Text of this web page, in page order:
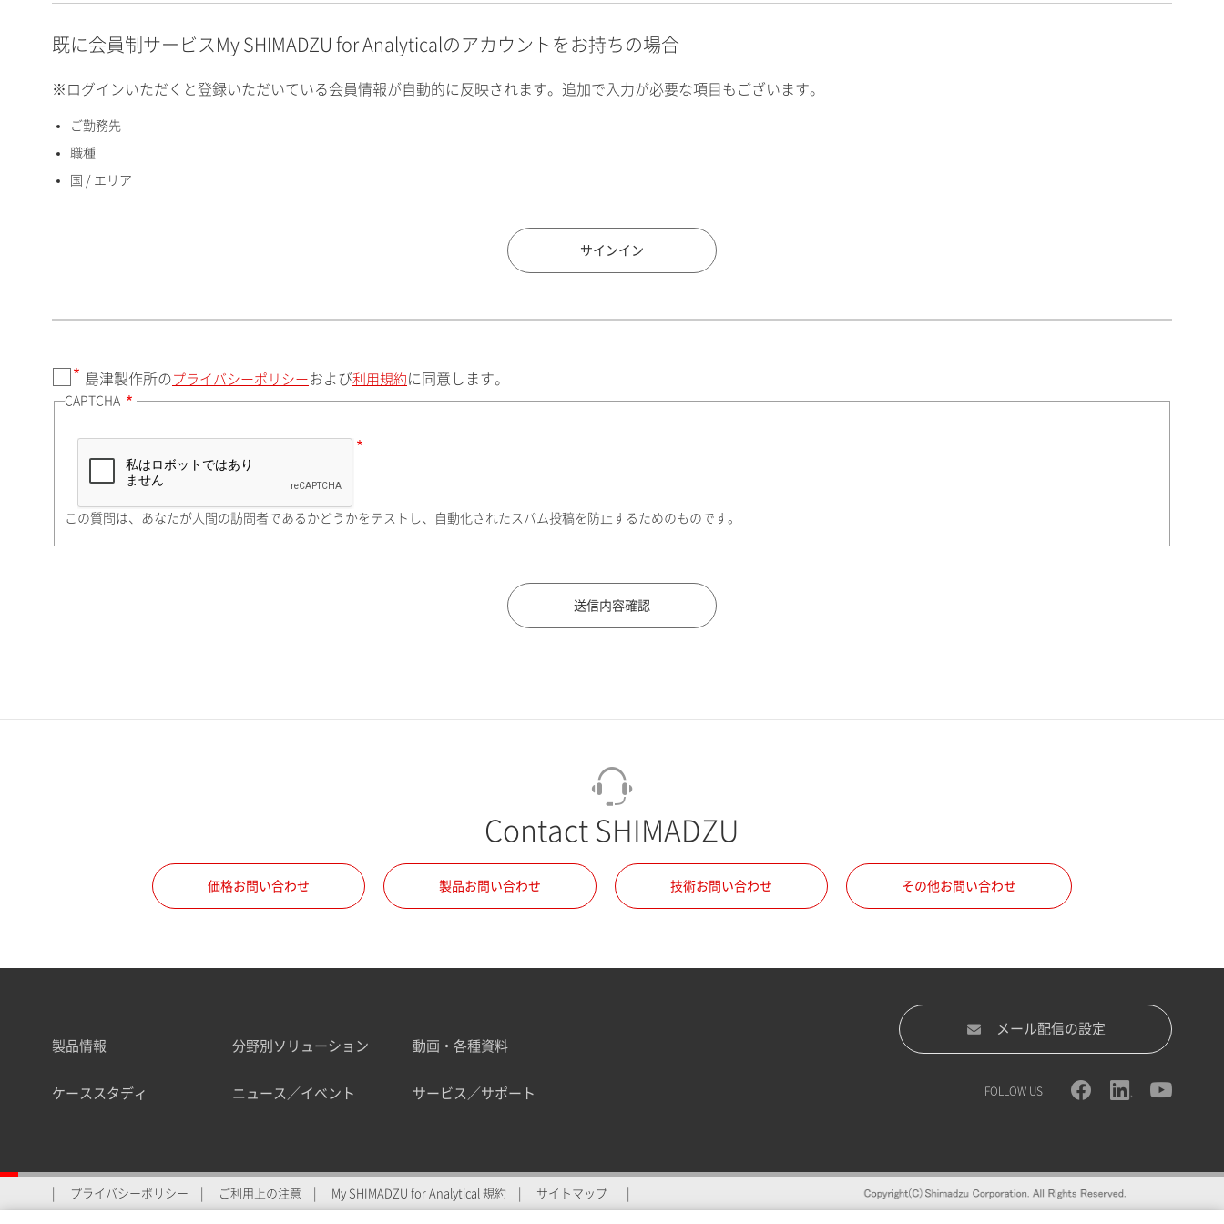
英数）
国 / エリア
住所検索
都道府県（勤務先）
町名・番地（勤務先）
所属部署
会員制サービスMySHIMADZU for Analyticalへの登録をおすすめします。
既に会員制サービスMy SHIMADZU for Analyticalのアカウントをお持ちの場合
※ログインいただくと登録いただいている会員情報が自動的に反映されます。追加で入力が必要な項目もございます。
ご勤務先
職種
国 / エリア
サインイン
島津製作所の プライバシーポリシー および利用規約 に同意します。
CAPTCHA
この質問は、あなたが人間の訪問者であるかどうかをテストし、自動化されたスパム投稿を防止するためのものです。
Contact SHIMADZU
価格お問い合わせ 製品お問い合わせ 技術お問い合わせ その他お問い合わせ
製品情報 分野別ソリューション 動画・各種資料
ケーススタディ ニュース／イベント サービス／サポート
メール配信の設定
FOLLOW US
プライバシーポリシー ご利用上の注意 My SHIMADZU for Analytical 規約 サイトマップ